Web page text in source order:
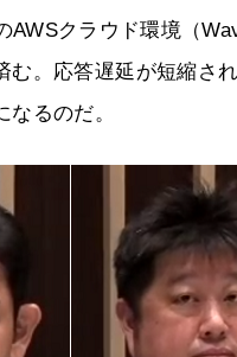
クラウド環境（
。応答遅延が短縮さ
るのだ。